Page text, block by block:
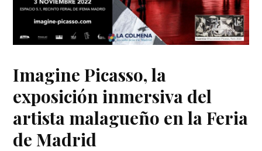
Imagine Picasso, la
exposición inmersiva del
artista malagueño en la Feria
de Madrid